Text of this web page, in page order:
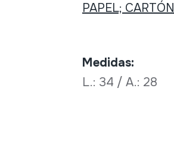
PAPEL; CARTÓN
Medidas:
L.: 34 / A.: 28